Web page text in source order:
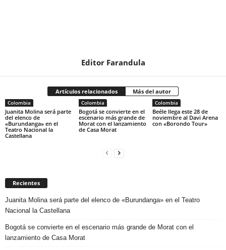
Editor Farandula
Artículos relacionados Más del autor
Colombia
Juanita Molina será parte
del elenco de
«Burundanga» en el
Teatro Nacional la
Castellana
Colombia
Bogotá se convierte en el
escenario más grande de
Morat con el lanzamiento
de Casa Morat
Colombia
Beéle llega este 28 de
noviembre al Davi Arena
con «Borondo Tour»
Recientes
Juanita Molina será parte del elenco de «Burundanga» en el Teatro
Nacional la Castellana
Bogotá se convierte en el escenario más grande de Morat con el
lanzamiento de Casa Morat